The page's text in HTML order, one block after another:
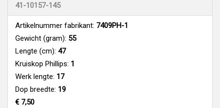
41-10157-145
Artikelnummer fabrikant: 7409PH-1
Gewicht (gram): 55
Lengte (cm): 47
Kruiskop Phillips: 1
Werk lengte: 17
Dop breedte: 19
€ 7,50